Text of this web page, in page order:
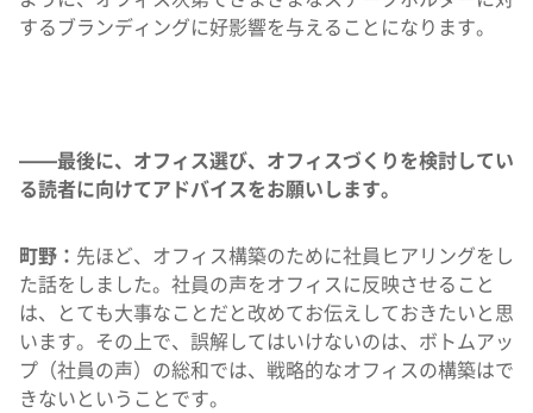
するブランディングに好影響を与えることになります。
——最後に、オフィス選び、オフィスづくりを検討してい
る読者に向けてアドバイスをお願いします。
町野： 先ほど、オフィス構築のために社員ヒアリングをし
た話をしました。社員の声をオフィスに反映させること
は、とても大事なことだと改めてお伝えしておきたいと思
います。その上で、誤解してはいけないのは、ボトムアッ
プ（社員の声）の総和では、戦略的なオフィスの構築はで
きないということです。